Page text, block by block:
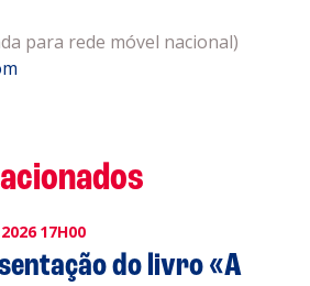
para rede móvel nacional)
2026 17H00
do livro «A